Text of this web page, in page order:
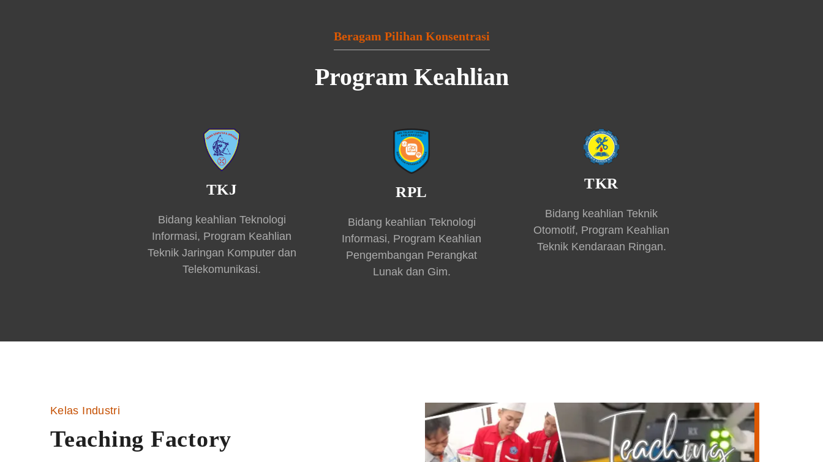
Beragam Pilihan Konsentrasi
Program Keahlian
TKJ
Bidang keahlian Teknologi
Informasi, Program Keahlian
Teknik Jaringan Komputer dan
Telekomunikasi.
RPL
Bidang keahlian Teknologi
Informasi, Program Keahlian
Pengembangan Perangkat
Lunak dan Gim.
TKR
Bidang keahlian Teknik
Otomotif, Program Keahlian
Teknik Kendaraan Ringan.
Kelas Industri
Teaching Factory